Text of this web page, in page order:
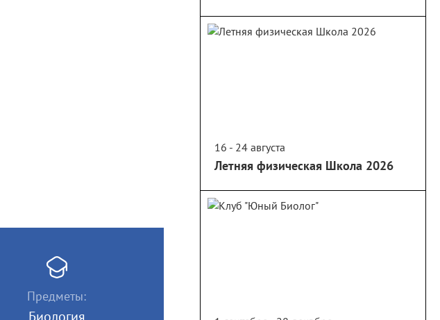
Предметы:
16 - 24 августа
Летняя физическая Школа 2026